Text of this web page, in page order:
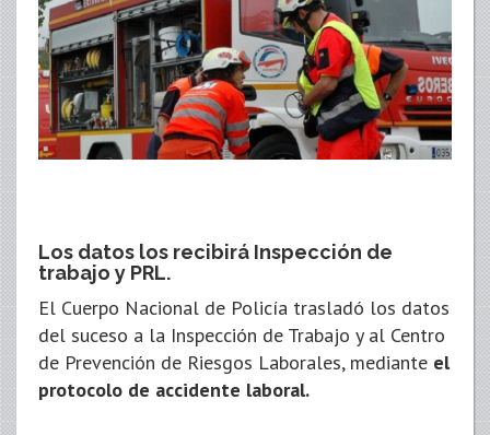
Los datos los recibirá Inspección de
trabajo y PRL.
El Cuerpo Nacional de Policía trasladó los datos
del suceso a la Inspección de Trabajo y al Centro
de Prevención de Riesgos Laborales, mediante el
protocolo de accidente laboral.